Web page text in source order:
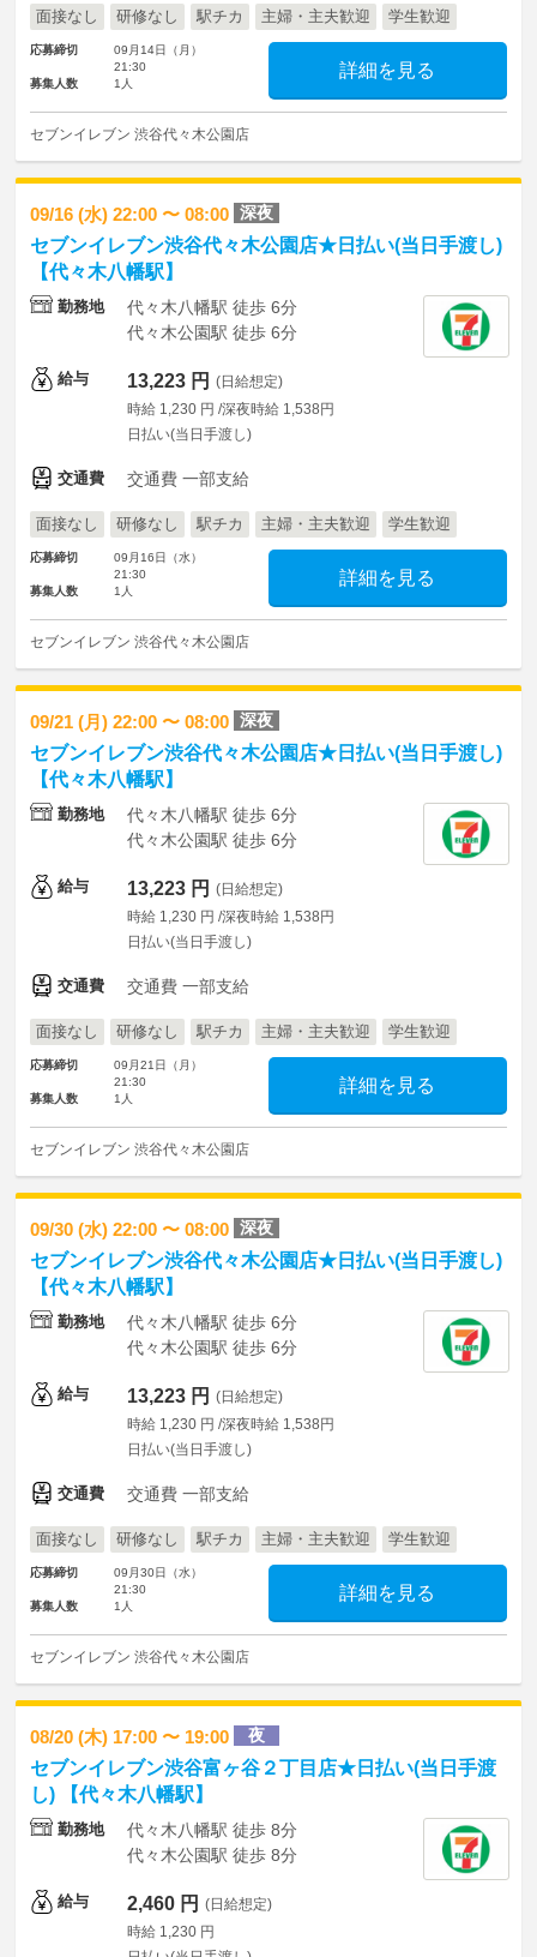
面接なし 研修なし 駅チカ 主婦・主夫歓迎 学生歓迎
応募締切
09月14日（月）
21:30
募集人数
1人
詳細を見る
セブンイレブン 渋谷代々木公園店
09/16 (水) 22:00 〜 08:00 深夜
セブンイレブン渋谷代々木公園店★日払い(当日手渡し)
【代々木八幡駅】
勤務地
代々木八幡駅 徒歩 6分
代々木公園駅 徒歩 6分
給与 13,223 円 (日給想定)
時給 1,230 円 /深夜時給 1,538円
日払い(当日手渡し)
交通費 交通費 一部支給
面接なし 研修なし 駅チカ 主婦・主夫歓迎 学生歓迎
応募締切
09月16日（水）
21:30
募集人数
1人
詳細を見る
セブンイレブン 渋谷代々木公園店
09/21 (月) 22:00 〜 08:00 深夜
セブンイレブン渋谷代々木公園店★日払い(当日手渡し)
【代々木八幡駅】
勤務地
代々木八幡駅 徒歩 6分
代々木公園駅 徒歩 6分
給与 13,223 円 (日給想定)
時給 1,230 円 /深夜時給 1,538円
日払い(当日手渡し)
交通費 交通費 一部支給
面接なし 研修なし 駅チカ 主婦・主夫歓迎 学生歓迎
応募締切
09月21日（月）
21:30
募集人数
1人
詳細を見る
セブンイレブン 渋谷代々木公園店
09/30 (水) 22:00 〜 08:00 深夜
セブンイレブン渋谷代々木公園店★日払い(当日手渡し)
【代々木八幡駅】
勤務地
代々木八幡駅 徒歩 6分
代々木公園駅 徒歩 6分
給与 13,223 円 (日給想定)
時給 1,230 円 /深夜時給 1,538円
日払い(当日手渡し)
交通費 交通費 一部支給
面接なし 研修なし 駅チカ 主婦・主夫歓迎 学生歓迎
応募締切
09月30日（水）
21:30
募集人数
1人
詳細を見る
セブンイレブン 渋谷代々木公園店
08/20 (木) 17:00 〜 19:00 夜
セブンイレブン渋谷富ヶ谷２丁目店★日払い(当日手渡
し) 【代々木八幡駅】
勤務地
代々木八幡駅 徒歩 8分
代々木公園駅 徒歩 8分
給与 2,460 円 (日給想定)
時給 1,230 円